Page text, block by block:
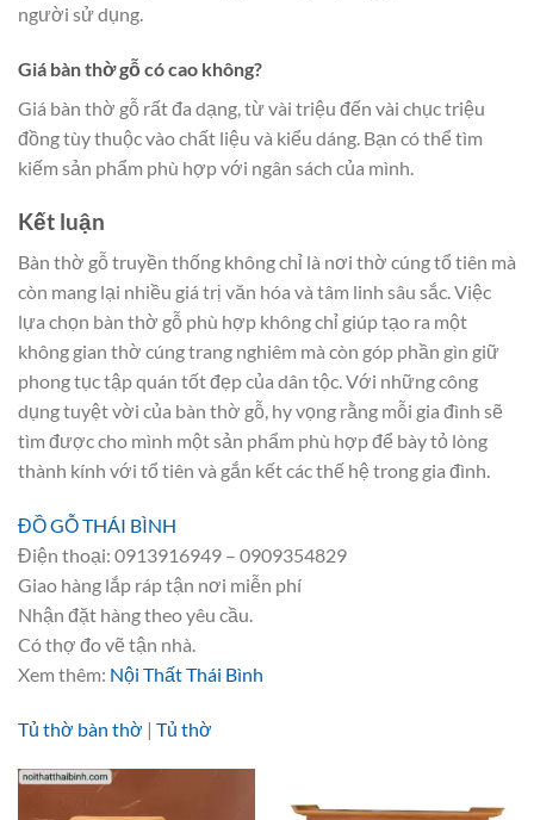
người sử dụng.
Giá bàn thờ gỗ có cao không?
Giá bàn thờ gỗ rất đa dạng, từ vài triệu đến vài chục triệu
đồng tùy thuộc vào chất liệu và kiểu dáng. Bạn có thể tìm
kiếm sản phẩm phù hợp với ngân sách của mình.
Kết luận
Bàn thờ gỗ truyền thống không chỉ là nơi thờ cúng tổ tiên mà
còn mang lại nhiều giá trị văn hóa và tâm linh sâu sắc. Việc
lựa chọn bàn thờ gỗ phù hợp không chỉ giúp tạo ra một
không gian thờ cúng trang nghiêm mà còn góp phần gìn giữ
phong tục tập quán tốt đẹp của dân tộc. Với những công
dụng tuyệt vời của bàn thờ gỗ, hy vọng rằng mỗi gia đình sẽ
tìm được cho mình một sản phẩm phù hợp để bày tỏ lòng
thành kính với tổ tiên và gắn kết các thế hệ trong gia đình.
ĐỒ GỖ THÁI BÌNH
Điện thoại: 0913916949 – 0909354829
Giao hàng lắp ráp tận nơi miễn phí
Nhận đặt hàng theo yêu cầu.
Có thợ đo vẽ tận nhà.
Xem thêm: Nội Thất Thái Bình
Tủ thờ bàn thờ | Tủ thờ